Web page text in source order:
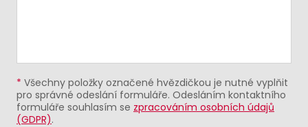
* Všechny položky označené hvězdičkou je nutné vyplňit
pro správné odeslání formuláře. Odesláním kontaktního
formuláře souhlasím se zpracováním osobních údajů
(GDPR).